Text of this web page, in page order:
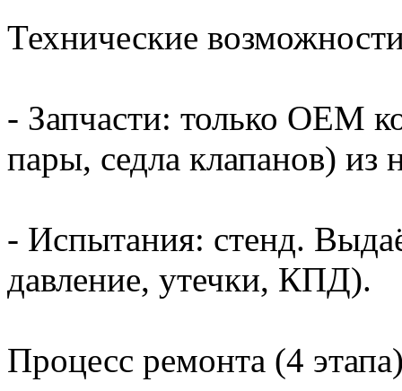
Технические
- Запчасти: только OEM
пары, седла клапанов) из
- Испытания: стенд.
давление, утечки, КПД).
Процесс ремонта (4